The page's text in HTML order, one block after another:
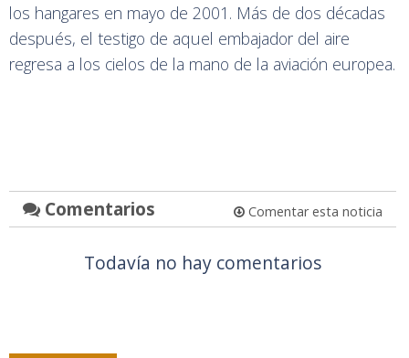
los hangares en mayo de 2001. Más de dos décadas
después, el testigo de aquel embajador del aire
regresa a los cielos de la mano de la aviación europea.
Comentarios Comentar esta noticia
Todavía no hay comentarios